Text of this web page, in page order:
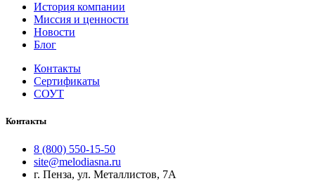
История компании
Миссия и ценности
Новости
Блог
Контакты
Сертификаты
СОУТ
Контакты
8 (800) 550-15-50
site@melodiasna.ru
г. Пенза, ул. Металлистов, 7А